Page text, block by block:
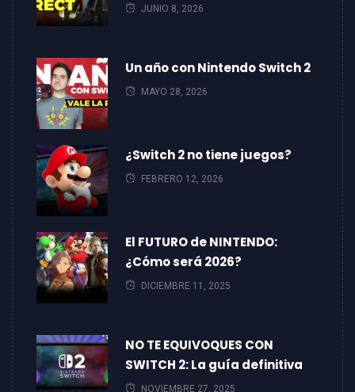
JUNIO 8, 2026
Un año con Nintendo Switch 2
MAYO 28, 2026
¿Switch 2 no tiene juegos?
FEBRERO 12, 2026
El FUTURO de NINTENDO:
¿Cómo será 2026?
DICIEMBRE 11, 2025
NO TE EQUIVOQUES CON
SWITCH 2: La guía definitiva
NOVIEMBRE 27, 2025